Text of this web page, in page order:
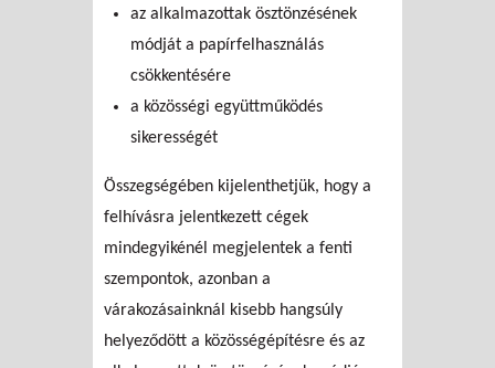
az alkalmazottak ösztönzésének
módját a papírfelhasználás
csökkentésére
a közösségi együttműködés
sikerességét
Összegségében kijelenthetjük, hogy a
felhívásra jelentkezett cégek
mindegyikénél megjelentek a fenti
szempontok, azonban a
várakozásainknál kisebb hangsúly
helyeződött a közösségépítésre és az